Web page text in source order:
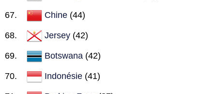
Chine (44)
Jersey (42)
Botswana (42)
Indonésie (41)